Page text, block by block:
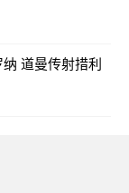
道曼传射措利